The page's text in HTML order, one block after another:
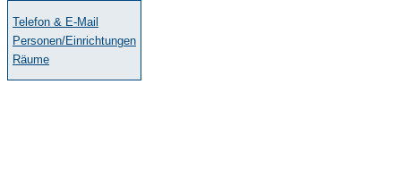
Telefon & E-Mail
Personen/Einrichtungen
Räume